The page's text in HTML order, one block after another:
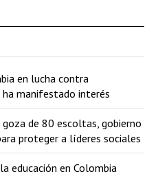
en lucha contra
ha manifestado interés
de 80 escoltas, gobierno
proteger a líderes sociales
educación en Colombia